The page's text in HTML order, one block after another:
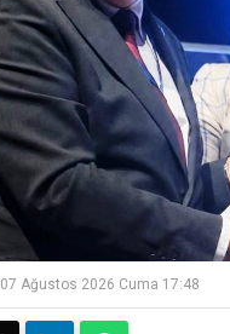
07 Ağustos 2026 Cuma 17:48